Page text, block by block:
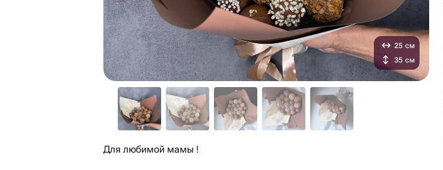
25 см
35 см
Для любимой мамы !